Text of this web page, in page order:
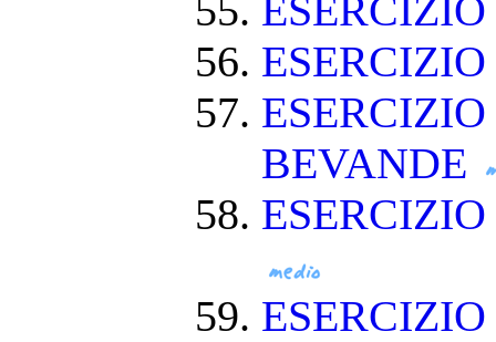
BEVANDE